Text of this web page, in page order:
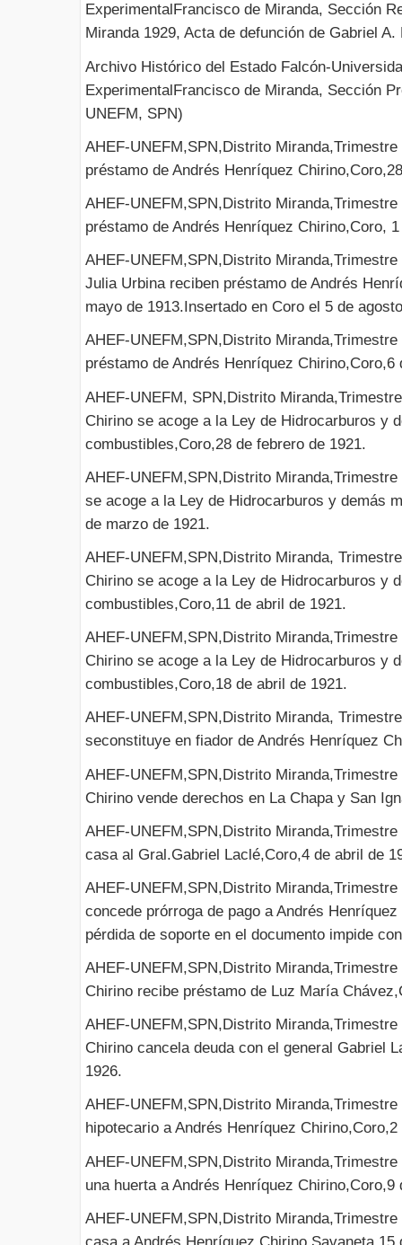
ExperimentalFrancisco de Miranda, Sección
Miranda 1929, Acta de defunción de Gabriel
Archivo Histórico del Estado Falcón-
ExperimentalFrancisco de Miranda, Sección
UNEFM, SPN)
AHEF-UNEFM,SPN,Distrito
préstamo de Andrés Henríquez
AHEF-UNEFM,SPN,Distrito
préstamo de Andrés Henríquez Chirino,Coro,
AHEF-UNEFM,SPN,Distrito
Julia Urbina reciben préstamo de Andrés
mayo de 1913.Insertado en Coro el 5 de
AHEF-UNEFM,SPN,Distrito
préstamo de Andrés Henríquez Chirino,Coro,6
AHEF-UNEFM, SPN,Distrito
Chirino se acoge a la Ley de Hidrocarburos y
combustibles,Coro,28 de febrero de 1921.
AHEF-UNEFM,SPN,Distrito
se acoge a la Ley de Hidrocarburos y demás
de marzo de 1921.
AHEF-UNEFM,SPN,Distrito Miranda,
Chirino se acoge a la Ley de Hidrocarburos y
combustibles,Coro,11 de abril de 1921.
AHEF-UNEFM,SPN,Distrito
Chirino se acoge a la Ley de Hidrocarburos y
combustibles,Coro,18 de abril de 1921.
AHEF-UNEFM,SPN,Distrito Miranda,
seconstituye en fiador de Andrés Henríquez
AHEF-UNEFM,SPN,Distrito
Chirino vende derechos en La Chapa y San
AHEF-UNEFM,SPN,Distrito
casa al Gral.Gabriel Laclé,Coro,4 de abril de
AHEF-UNEFM,SPN,Distrito
concede prórroga de pago a Andrés
pérdida de soporte en el documento impide
AHEF-UNEFM,SPN,Distrito
Chirino recibe préstamo de Luz María
AHEF-UNEFM,SPN,Distrito
Chirino cancela deuda con el general Gabriel
1926.
AHEF-UNEFM,SPN,Distrito
hipotecario a Andrés Henríquez
AHEF-UNEFM,SPN,Distrito
una huerta a Andrés Henríquez Chirino,Coro,9
AHEF-UNEFM,SPN,Distrito